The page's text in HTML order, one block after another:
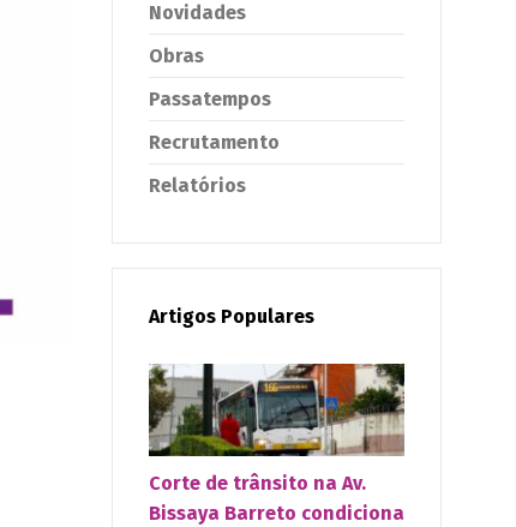
Novidades
Obras
Passatempos
Recrutamento
Relatórios
Artigos Populares
Corte de trânsito na Av.
Bissaya Barreto condiciona